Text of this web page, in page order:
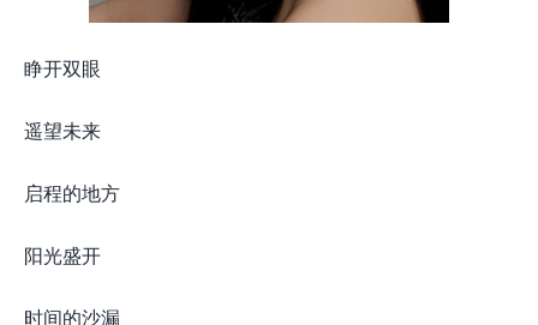
睁开双眼
遥望未来
启程的地方
阳光盛开
时间的沙漏